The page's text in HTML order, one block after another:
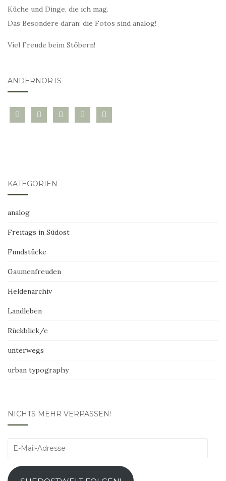
Küche und Dinge, die ich mag.
Das Besondere daran: die Fotos sind analog!
Viel Freude beim Stöbern!
ANDERNORTS
bloglovininstagramtwitter pinterest
mail
KATEGORIEN
analog
Freitags in Südost
Fundstücke
Gaumenfreuden
Heldenarchiv
Landleben
Rückblick/e
unterwegs
urban typography
NICHTS MEHR VERPASSEN!
E-
Adresse